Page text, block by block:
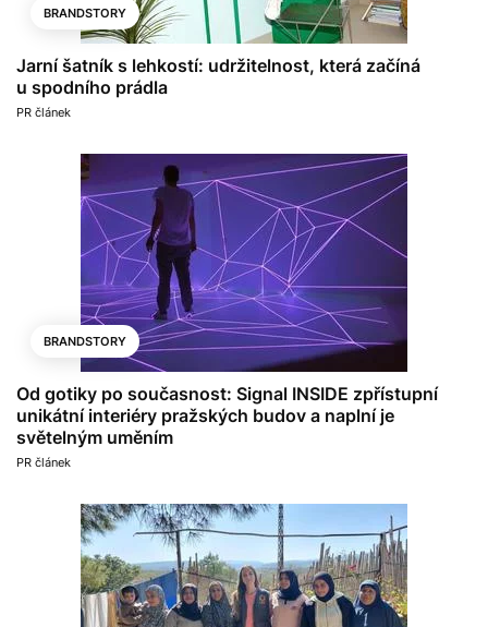
BRANDSTORY
Jarní šatník s lehkostí: udržitelnost, která začíná
u spodního prádla
PR článek
BRANDSTORY
Od gotiky po současnost: Signal INSIDE zpřístupní
unikátní interiéry pražských budov a naplní je
světelným uměním
PR článek